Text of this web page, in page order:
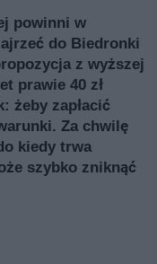
powinni w
do Biedronki
z wyższej
prawie 40 zł
żeby zapłacić
Za chwilę
kiedy trwa
szybko zniknąć